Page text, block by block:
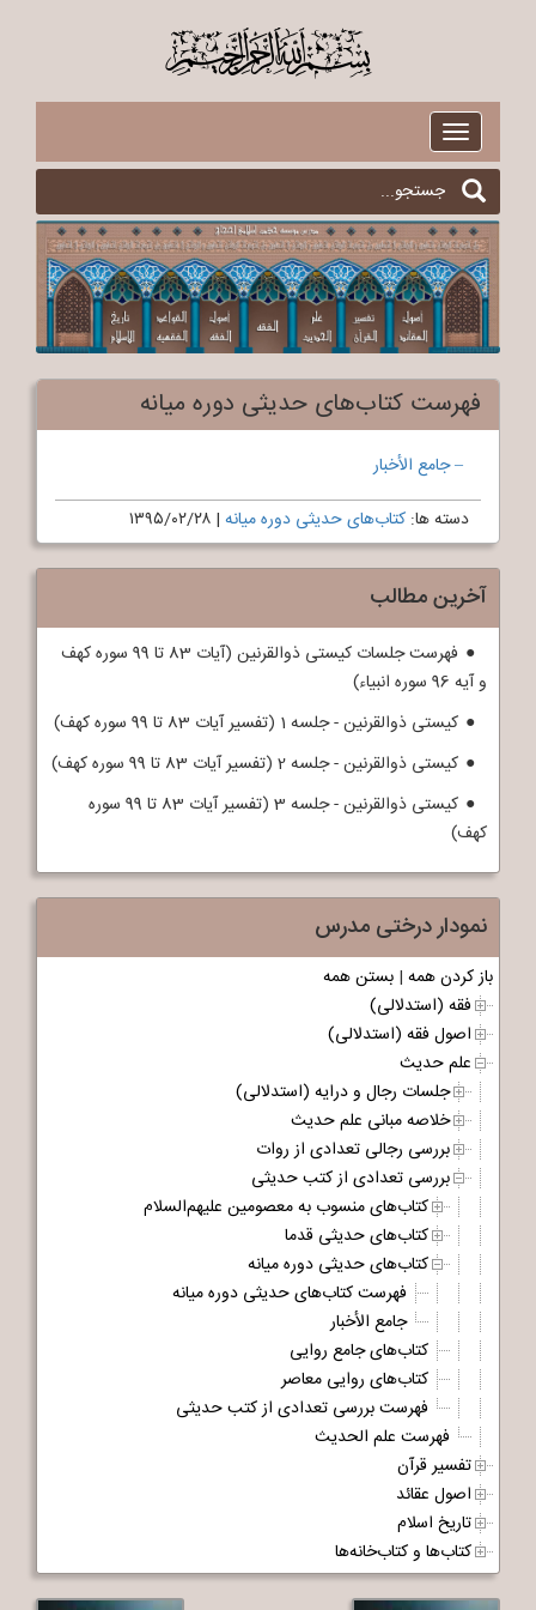
$
Toggle
navigation
فهرست کتاب‌های حدیثی دوره میانه
– جامع الأخبار
دسته ها: کتاب‌های حدیثی دوره میانه | ۱۳۹۵/۰۲/۲۸
آخرین مطالب
فهرست جلسات کیستی ذوالقرنین (آیات 83 تا 99 سوره کهف
و آیه 96 سوره انبیاء)
کیستی ذوالقرنین - جلسه 1 (تفسیر آیات 83 تا 99 سوره کهف)
کیستی ذوالقرنین - جلسه 2 (تفسیر آیات 83 تا 99 سوره کهف)
کیستی ذوالقرنین - جلسه 3 (تفسیر آیات 83 تا 99 سوره
کهف)
نمودار درختی مدرس
باز کردن همه | بستن همه
فقه (استدلالی)
اصول فقه (استدلالی)
علم حدیث
جلسات رجال و درایه (استدلالی)
خلاصه مبانی علم حدیث
بررسی رجالی تعدادی از روات
بررسی تعدادی از کتب حدیثی
کتاب‌های منسوب به معصومین علیهم‌السلام
کتاب‌های حدیثی قدما
کتاب‌های حدیثی دوره میانه
فهرست کتاب‌های حدیثی دوره میانه
جامع الأخبار
کتاب‌های جامع روایی
کتاب‌های روایی معاصر
فهرست بررسی تعدادی از کتب حدیثی
فهرست علم الحدیث
تفسیر قرآن
اصول عقائد
تاریخ اسلام
کتاب‌ها و کتاب‌خانه‌ها